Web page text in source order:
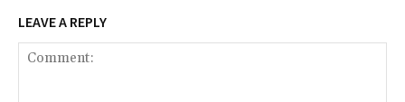
LEAVE A REPLY